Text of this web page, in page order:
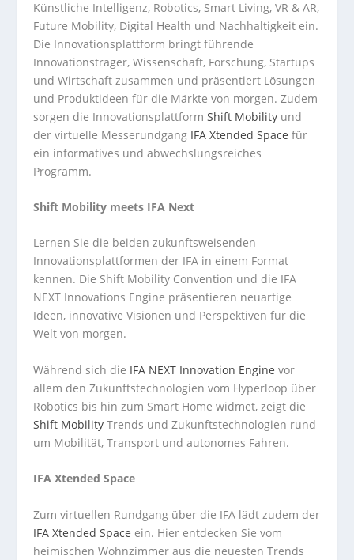
Künstliche Intelligenz, Robotics, Smart Living, VR & AR,
Future Mobility, Digital Health und Nachhaltigkeit ein.
Die Innovationsplattform bringt führende
Innovationsträger, Wissenschaft, Forschung, Startups
und Wirtschaft zusammen und präsentiert Lösungen
und Produktideen für die Märkte von morgen. Zudem
sorgen die InnovationsplattformShift Mobility und
der virtuelle Messerundgang IFA Xtended Space für
ein informatives und abwechslungsreiches
Programm.
Shift Mobility meets IFA Next
Lernen Sie die beiden zukunftsweisenden
Innovationsplattformen der IFA in einem Format
kennen. Die Shift Mobility Convention und die IFA
NEXT Innovations Engine präsentieren neuartige
Ideen, innovative Visionen und Perspektiven für die
Welt von morgen.
Während sich die IFA NEXT Innovation Engine vor
allem den Zukunftstechnologien vom Hyperloop über
Robotics bis hin zum Smart Home widmet, zeigt die
Shift Mobility Trends und Zukunftstechnologien rund
um Mobilität, Transport und autonomes Fahren.
IFA Xtended Space
Zum virtuellen Rundgang über die IFA lädt zudem der
IFA Xtended Space ein. Hier entdecken Sie vom
heimischen Wohnzimmer aus die neuesten Trends